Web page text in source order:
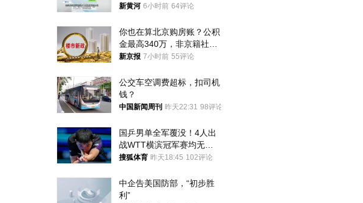
子傻眼了……
新黄河 6小时前 64评论
你也在算北京购房账？公积
金最高340万，非京籍社保
1年
新京报 7小时前 55评论
公交车空调费超标，扣司机
钱？
中国新闻周刊 昨天22:31 98评论
国乒男单全军覆没！4人出
战WTT横滨冠军赛均无缘
八强
搜狐体育 昨天18:45 102评论
中企告美国防部，“初步胜
利”